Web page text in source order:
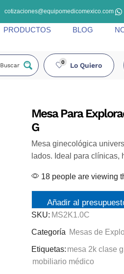
cotizaciones@equipomedicomexico.com
PRODUCTOS BLOG
Buscar 0 Lo Quiero
Mesa Para
G
Mesa ginecológica
lados. Ideal para clínicas,
18 people are viewing
Añadir al
SKU: MS2K1.0C
Categoría Mesas de
Etiquetas: mesa 2k clase g
mobiliario médico